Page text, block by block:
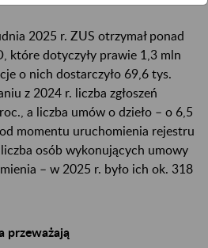
2025 r. ZUS otrzymał ponad
które dotyczyły prawie 1,3 mln
o nich dostarczyło 69,6 tys.
z 2024 r. liczba zgłoszeń
a liczba umów o dzieło – o 6,5
momentu uruchomienia rejestru
osób wykonujących umowy
– w 2025 r. było ich ok. 318
przeważają